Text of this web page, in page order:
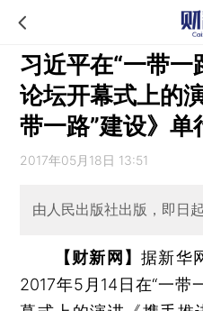
习近平在“一带一
论坛开幕式上的
带一路”建设》单
2017年05月18日 13:51
由人民出版社出版，即日
【财新网】据新华
2017年5月14日在“一带